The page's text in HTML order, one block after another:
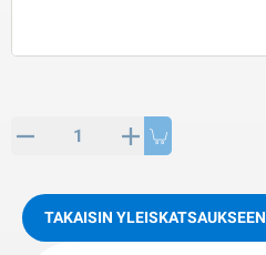
TAKAISIN YLEISKATSAUKSEEN